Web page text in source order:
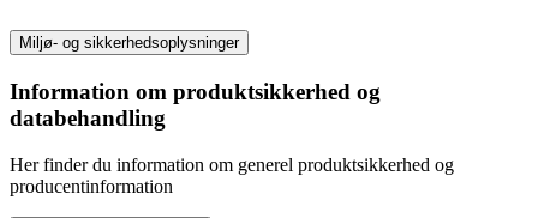
Miljø- og sikkerhedsoplysninger
Information om produktsikkerhed og
databehandling
Her finder du information om generel produktsikkerhed og
producentinformation